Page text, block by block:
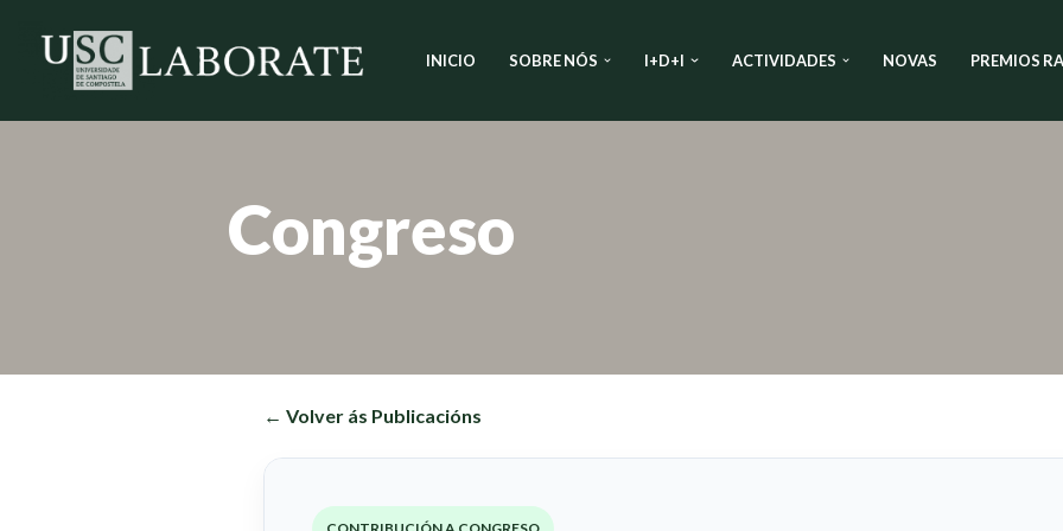
Saltar
INICIO SOBRE NÓS I+D+I ACTIVIDADES NOVAS PREMIOS
Congreso
← Volver ás Publicacións